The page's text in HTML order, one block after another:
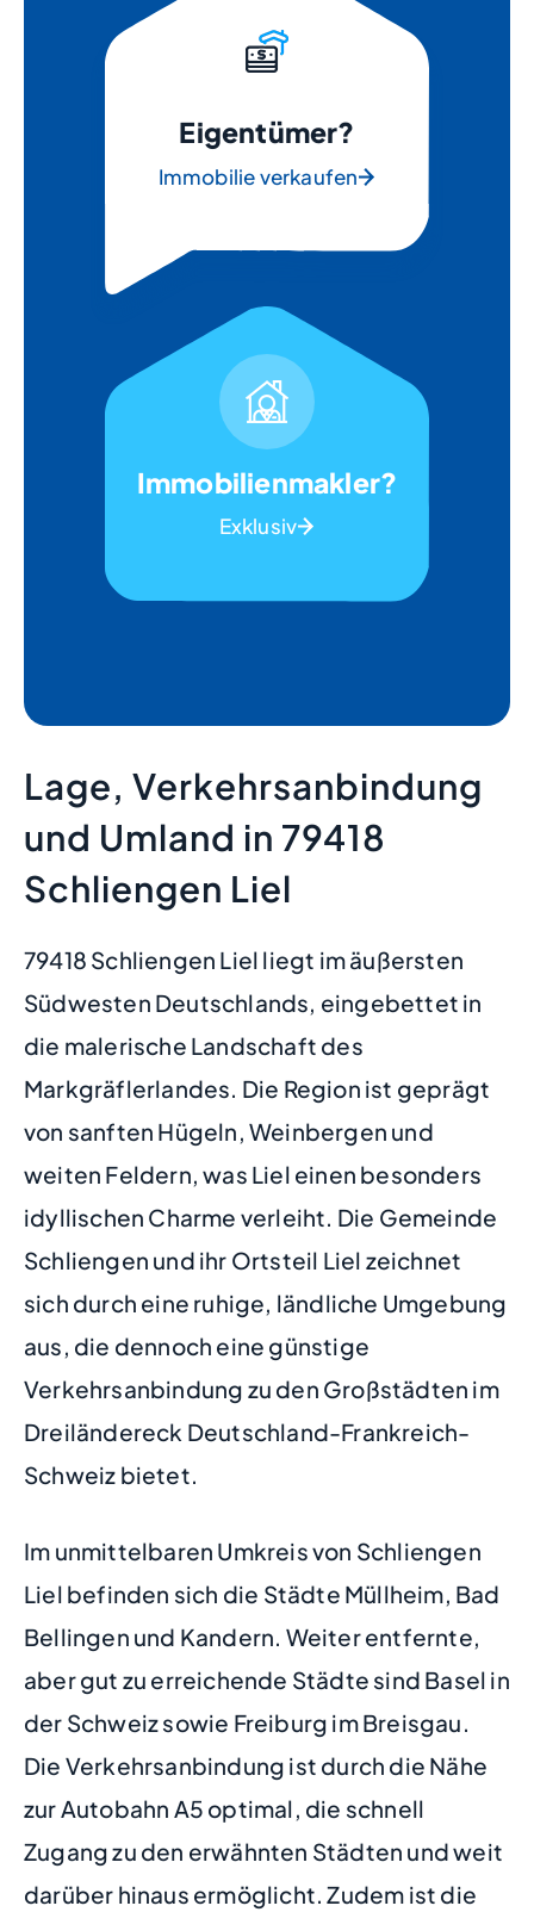
Eigentümer?
Immobilie verkaufen
Immobilienmakler?
Exklusiv
Lage, Verkehrsanbindung
und Umland in 79418
Schliengen Liel
79418 Schliengen Liel liegt im äußersten
Südwesten Deutschlands, eingebettet in
die malerische Landschaft des
Markgräflerlandes. Die Region ist geprägt
von sanften Hügeln, Weinbergen und
weiten Feldern, was Liel einen besonders
idyllischen Charme verleiht. Die Gemeinde
Schliengen und ihr Ortsteil Liel zeichnet
sich durch eine ruhige, ländliche Umgebung
aus, die dennoch eine günstige
Verkehrsanbindung zu den Großstädten im
Dreiländereck Deutschland-Frankreich-
Schweiz bietet.
Im unmittelbaren Umkreis von Schliengen
Liel befinden sich die Städte Müllheim, Bad
Bellingen und Kandern. Weiter entfernte,
aber gut zu erreichende Städte sind Basel in
der Schweiz sowie Freiburg im Breisgau.
Die Verkehrsanbindung ist durch die Nähe
zur Autobahn A5 optimal, die schnell
Zugang zu den erwähnten Städten und weit
darüber hinaus ermöglicht. Zudem ist die